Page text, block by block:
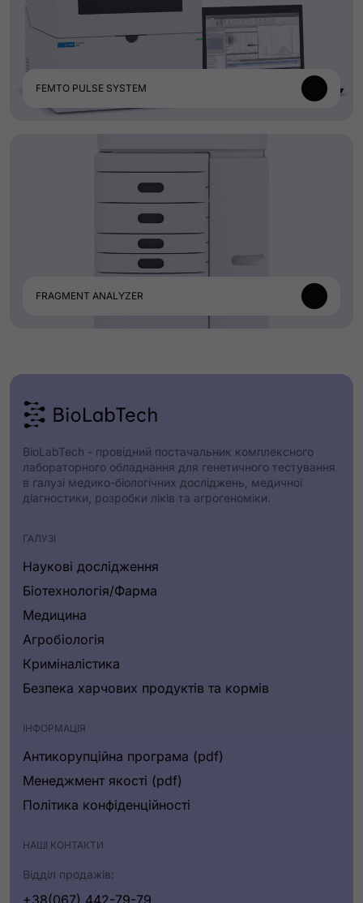
FEMTO PULSE SYSTEM
FRAGMENT ANALYZER
BioLabTech - провідний постачальник комплексного
лабораторного обладнання для генетичного тестування
в галузі медико-біологічних досліджень, медичної
діагностики, розробки ліків та агрогеноміки.
ГАЛУЗІ
Наукові дослідження
Біотехнологія/Фарма
Медицина
Агробіологія
Криміналістика
Безпека харчових продуктів та кормів
ІНФОРМАЦІЯ
Антикорупційна програма (pdf)
Менеджмент якості (pdf)
Політика конфіденційності
НАШІ КОНТАКТИ
Відділ продажів:
+38(067) 442-79-79